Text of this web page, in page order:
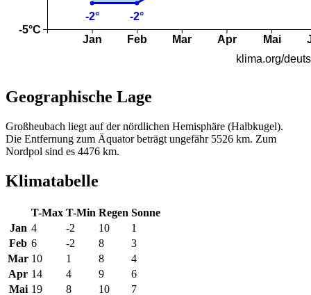
Geographische Lage
Großheubach liegt auf der nördlichen Hemisphäre (Halbkugel).
Die Entfernung zum Äquator beträgt ungefähr 5526 km. Zum
Nordpol sind es 4476 km.
Klimatabelle
T-Max T-Min Regen Sonne
Jan 4 -2 10
1
Feb 6 -2 8
3
Mar 10 1 8
4
Apr 14 4 9
6
Mai 19 8 10 7